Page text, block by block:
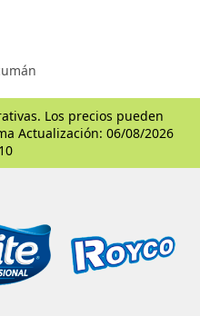
Los precios pueden
Actualización: 06/08/2026